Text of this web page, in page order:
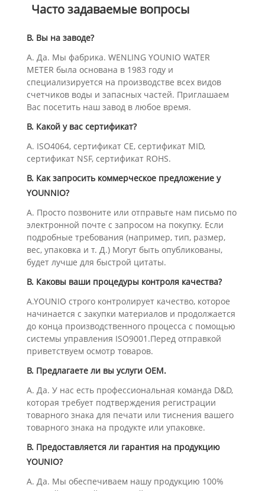
Часто задаваемые вопросы
В. Вы на заводе?
А. Да. Мы фабрика. WENLING YOUNIO WATER
METER была основана в 1983 году и
специализируется на производстве всех видов
счетчиков воды и запасных частей. Приглашаем
Вас посетить наш завод в любое время.
В. Какой у вас сертификат?
A. ISO4064, сертификат CE, сертификат MID,
сертификат NSF, сертификат ROHS.
В. Как запросить коммерческое предложение у
YOUNNIO?
A. Просто позвоните или отправьте нам письмо по
электронной почте с запросом на покупку. Если
подробные требования (например, тип, размер,
вес, упаковка и т. Д.) Могут быть опубликованы,
будет лучше для быстрой цитаты.
В. Каковы ваши процедуры контроля качества?
A.YOUNIO строго контролирует качество, которое
начинается с закупки материалов и продолжается
до конца производственного процесса с помощью
системы управления ISO9001.Перед отправкой
приветствуем осмотр товаров.
В. Предлагаете ли вы услуги OEM.
А. Да. У нас есть профессиональная команда D&D,
которая требует подтверждения регистрации
товарного знака для печати или тиснения вашего
товарного знака на продукте или упаковке.
В. Предоставляется ли гарантия на продукцию
YOUNIO?
А. Да. Мы обеспечиваем нашу продукцию 100%